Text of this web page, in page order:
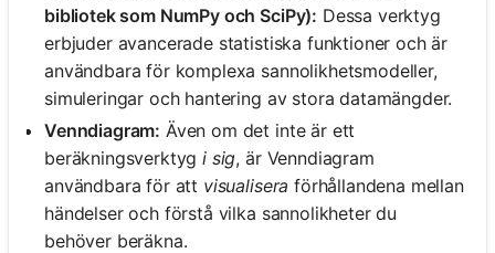
bibliotek som NumPy och SciPy): Dessa verktyg
erbjuder avancerade statistiska funktioner och är
användbara för komplexa sannolikhetsmodeller,
simuleringar och hantering av stora datamängder.
Venndiagram: Även om det inte är ett
beräkningsverktygi sig, är Venndiagram
användbara för att visualisera förhållandena mellan
händelser och förstå vilka sannolikheter du
behöver beräkna.